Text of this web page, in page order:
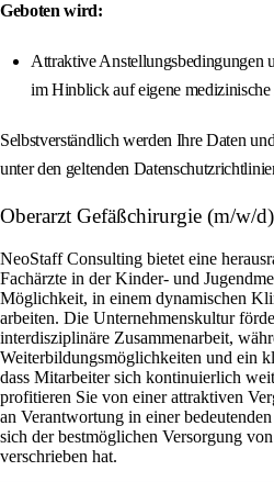
Geboten wird:
Attraktive Anstellungsbedingungen
im Hinblick auf eigene
Selbstverständlich werden Ihre Daten
unter den geltenden
Oberarzt Gefäßchirurgie (m/w/
NeoStaff Consulting bietet eine
Fachärzte in der Kinder- und
Möglichkeit, in einem dynamischen
arbeiten. Die Unternehmenskultur
interdisziplinäre Zusammenarbeit,
Weiterbildungsmöglichkeiten und ein
dass Mitarbeiter sich kontinuierlich
profitieren Sie von einer attraktiven
an Verantwortung in einer
sich der bestmöglichen Versorgung
verschrieben hat.